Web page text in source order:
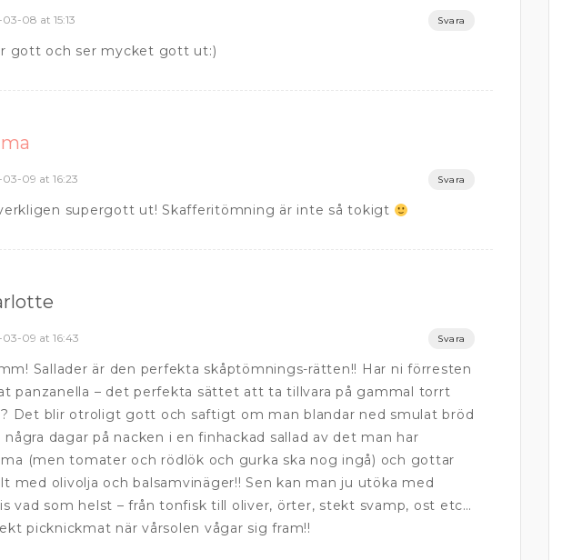
08 at 15:13 Svara
gott och ser mycket gott ut:)
09 at 16:23 Svara
supergott ut! Skafferitömning är inte så tokigt
09 at 16:43 Svara
Sallader är den perfekta skåptömnings-rätten!! Har ni förresten
panzanella – det perfekta sättet att ta tillvara på gammal torrt
Det blir otroligt gott och saftigt om man blandar ned smulat bröd
några dagar på nacken i en finhackad sallad av det man har
(men tomater och rödlök och gurka ska nog ingå) och gottar
med olivolja och balsamvinäger!! Sen kan man ju utöka med
vad som helst – från tonfisk till oliver, örter, stekt svamp, ost etc…
picknickmat när vårsolen vågar sig fram!!